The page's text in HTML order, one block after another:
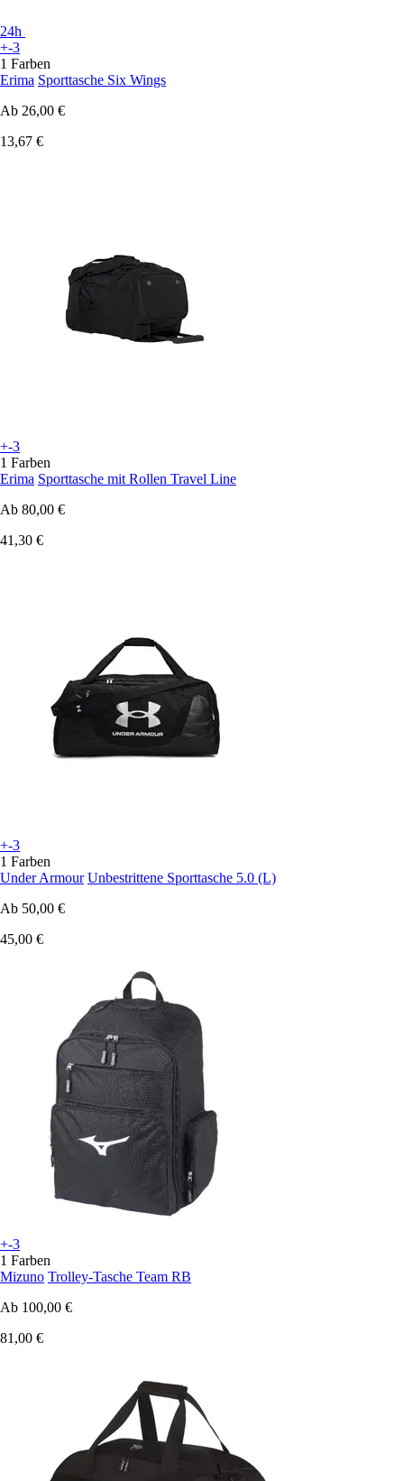
24h
+-3
1 Farben
Erima Sporttasche Six Wings
Ab 26,00 €
13,67 €
+-3
1 Farben
Erima Sporttasche mit Rollen Travel Line
Ab 80,00 €
41,30 €
+-3
1 Farben
Under Armour Unbestrittene Sporttasche 5.0 (L)
Ab 50,00 €
45,00 €
+-3
1 Farben
Mizuno Trolley-Tasche Team RB
Ab 100,00 €
81,00 €